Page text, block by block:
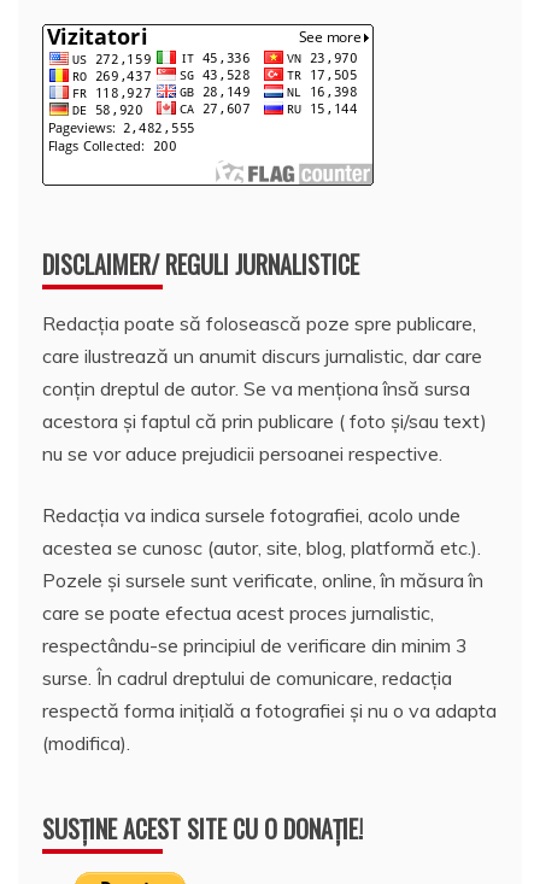
DISCLAIMER/ REGULI JURNALISTICE
Redacția poate să folosească poze spre publicare,
care ilustrează un anumit discurs jurnalistic, dar care
conțin dreptul de autor. Se va menționa însă sursa
acestora și faptul că prin publicare ( foto și/sau text)
nu se vor aduce prejudicii persoanei respective.
Redacția va indica sursele fotografiei, acolo unde
acestea se cunosc (autor, site, blog, platformă etc.).
Pozele și sursele sunt verificate, online, în măsura în
care se poate efectua acest proces jurnalistic,
respectându-se principiul de verificare din minim 3
surse. În cadrul dreptului de comunicare, redacția
respectă forma inițială a fotografiei și nu o va adapta
(modifica).
SUSȚINE ACEST SITE CU O DONAȚIE!